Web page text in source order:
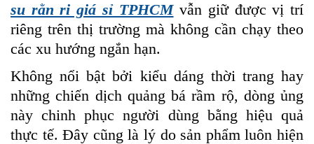
su rằn ri giá sỉ TPHCMvẫn giữ được vị trí
riêng trên thị trường mà không cần chạy theo
các xu hướng ngắn hạn.
Không nổi bật bởi kiểu dáng thời trang hay
những chiến dịch quảng bá rầm rộ, dòng ủng
này chinh phục người dùng bằng hiệu quả
thực tế. Đây cũng là lý do sản phẩm luôn hiện